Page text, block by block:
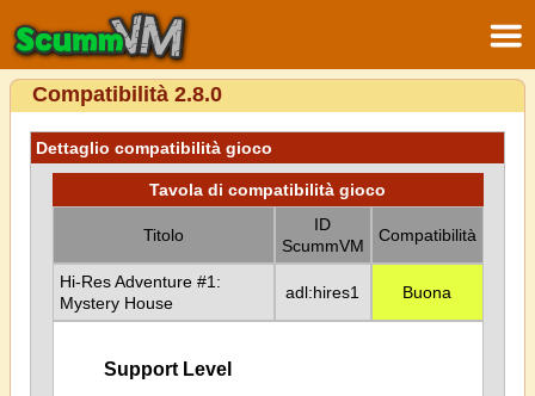
Compatibilità 2.8.0
Dettaglio compatibilità gioco
Tavola di compatibilità gioco
Titolo
ID
ScummVM
Compatibilità
Hi-Res Adventure #1:
Mystery House
adl:hires1 Buona
Support Level